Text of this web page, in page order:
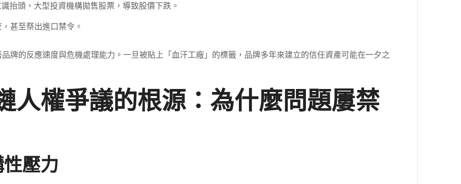
抬頭，大型投資機構拋售股票，導致股價下跌。
甚至祭出進口禁令。
牌的反應速度與危機處理能力。一旦被貼上「血汗工廠」的標籤，品牌多年來建立的信任資產可能在一夕之
人權爭議的根源：為什麼問題屢禁
壓力